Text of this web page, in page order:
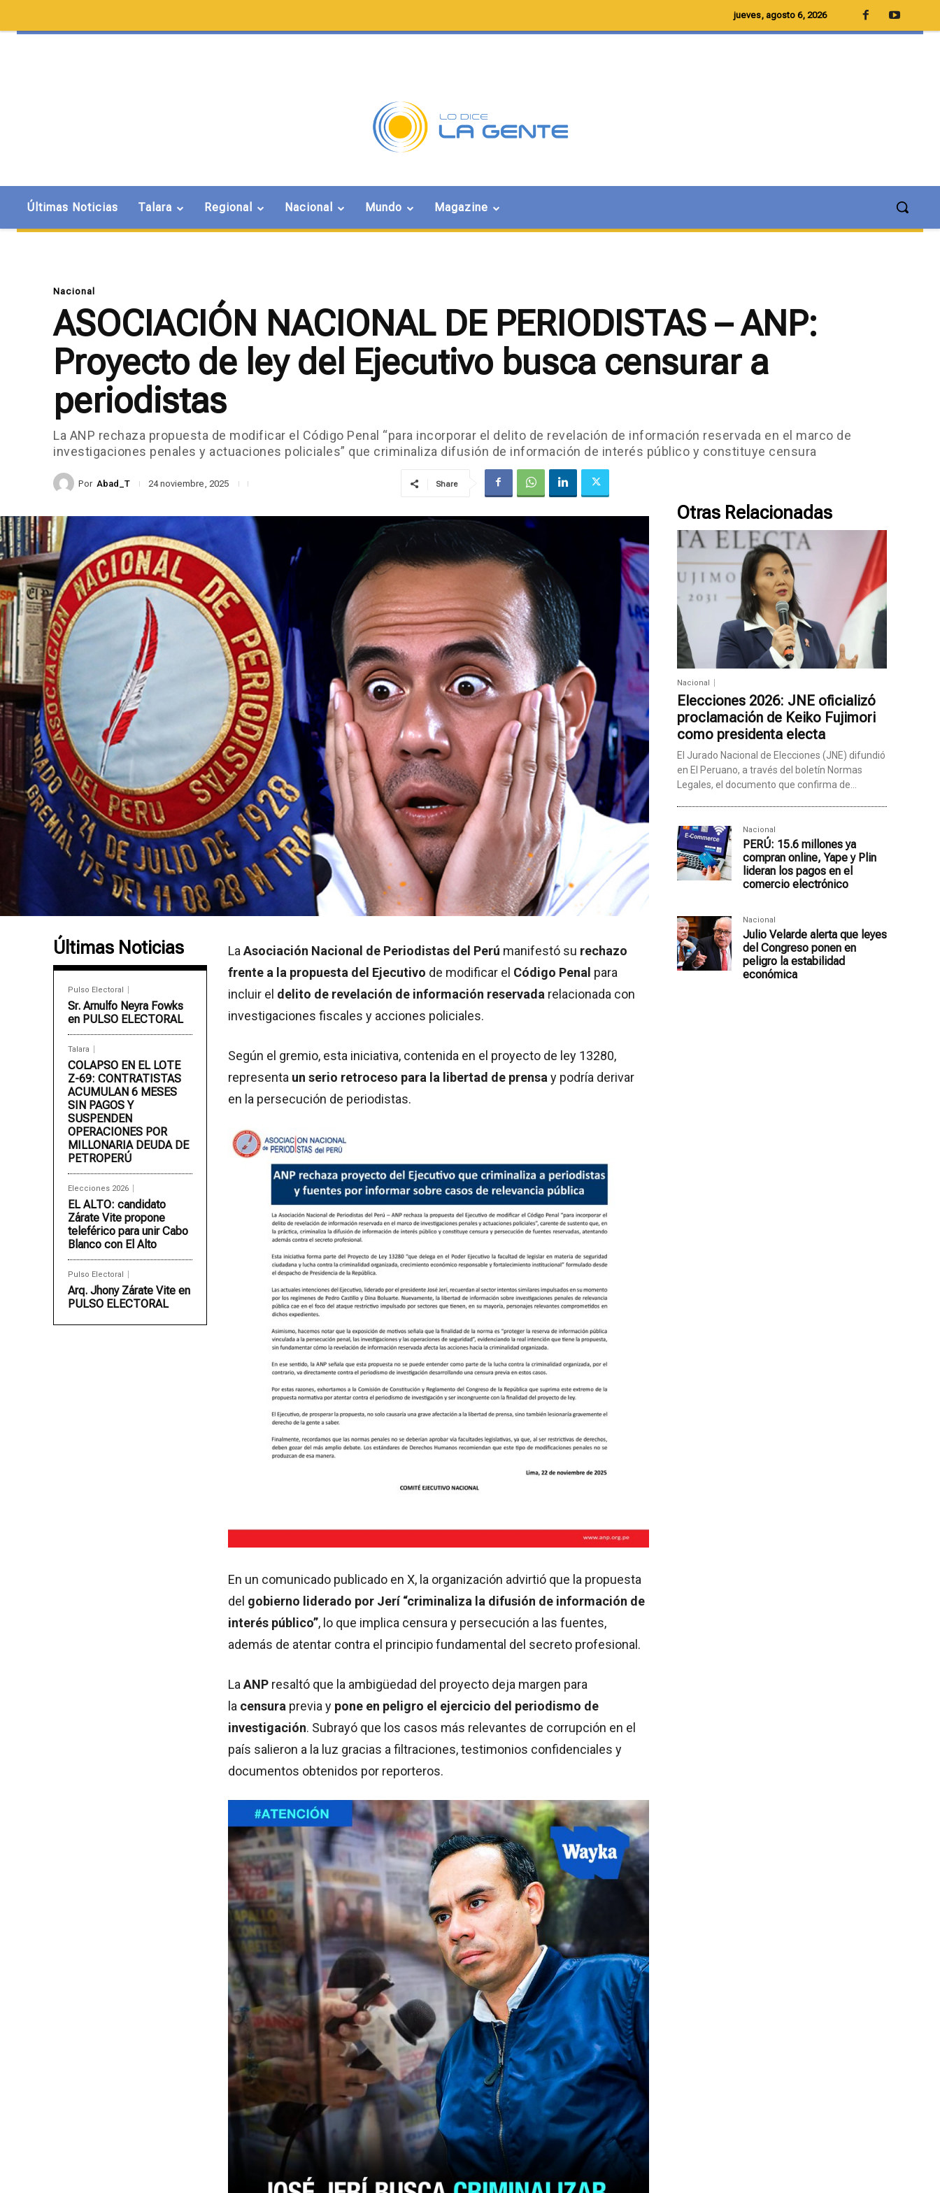
jueves, agosto 6, 2026
Últimas Noticias Talara Regional Nacional Mundo Magazine
Nacional
ASOCIACIÓN NACIONAL DE PERIODISTAS – ANP:
Proyecto de ley del Ejecutivo busca censurar a
periodistas
La ANP rechaza propuesta de modificar el Código Penal “para incorporar el delito de revelación de información reservada en el marco de
investigaciones penales y actuaciones policiales” que criminaliza difusión de información de interés público y constituye censura
Por Abad_T 24 noviembre, 2025 Share
Últimas Noticias
Pulso Electoral
Sr. Arnulfo Neyra Fowks
en PULSO ELECTORAL
Talara
COLAPSO EN EL LOTE
Z-69: CONTRATISTAS
ACUMULAN 6 MESES
SIN PAGOS Y
SUSPENDEN
OPERACIONES POR
MILLONARIA DEUDA DE
PETROPERÚ
Elecciones 2026
EL ALTO: candidato
Zárate Vite propone
teleférico para unir Cabo
Blanco con El Alto
Pulso Electoral
Arq. Jhony Zárate Vite en
PULSO ELECTORAL
La Asociación Nacional de Periodistas del Perú manifestó su rechazo
frente a la propuesta del Ejecutivo de modificar el Código Penal para
incluir el delito de revelación de información reservada relacionada con
investigaciones fiscales y acciones policiales.
Según el gremio, esta iniciativa, contenida en el proyecto de ley 13280,
representa un serio retroceso para la libertad de prensa y podría derivar
en la persecución de periodistas.
En un comunicado publicado en X, la organización advirtió que la propuesta
del gobierno liderado por Jerí “criminaliza la difusión de información de
interés público”, lo que implica censura y persecución a las fuentes,
además de atentar contra el principio fundamental del secreto profesional.
La ANP resaltó que la ambigüedad del proyecto deja margen para
la censura previa y pone en peligro el ejercicio del periodismo de
investigación. Subrayó que los casos más relevantes de corrupción en el
país salieron a la luz gracias a filtraciones, testimonios confidenciales y
documentos obtenidos por reporteros.
Otras Relacionadas
Nacional
Elecciones 2026: JNE oficializó
proclamación de Keiko Fujimori
como presidenta electa
El Jurado Nacional de Elecciones (JNE) difundió
en El Peruano, a través del boletín Normas
Legales, el documento que confirma de...
Nacional
PERÚ: 15.6 millones ya
compran online, Yape y Plin
lideran los pagos en el
comercio electrónico
Nacional
Julio Velarde alerta que leyes
del Congreso ponen en
peligro la estabilidad
económica